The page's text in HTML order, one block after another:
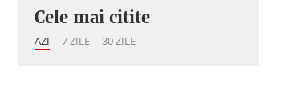
Cele mai citite
AZI 7 ZILE 30 ZILE